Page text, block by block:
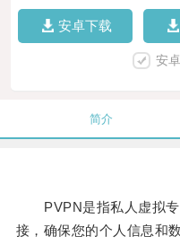
安卓下载
安
简介
PVPN是指私人虚拟专
接，确保您的个人信息和